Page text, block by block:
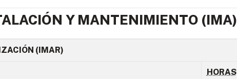
Y MANTENIMIENTO (IMA)
(IMAR)
HORAS